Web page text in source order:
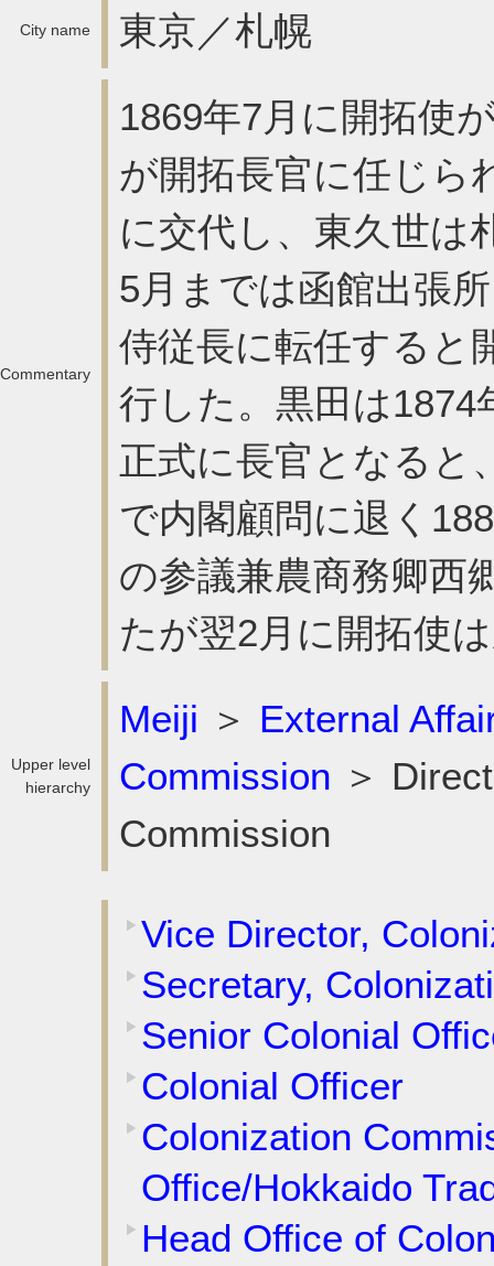
City name 東京／札幌
Commentary
1869年7月に開拓使
が開拓長官に任じら
に交代し、東久世は
5月までは函館出張
侍従長に転任すると
行した。黒田は1874
正式に長官となると
で内閣顧問に退く
の参議兼農商務卿西
たが翌2月に開拓使
Upper level
hierarchy
Meiji ＞ External
Commission ＞
Commission
Vice Director,
Secretary,
Senior Colonial
Colonial Officer
Colonization
Office/Hokkaido
Head Office of